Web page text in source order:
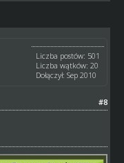
Liczba postów: 501
Liczba wątków: 20
Dołączył: Sep 2010
#8